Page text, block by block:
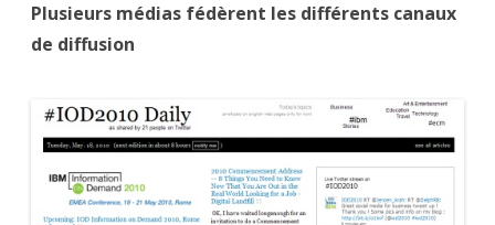
Plusieurs médias fédèrent les différents canaux
de diffusion